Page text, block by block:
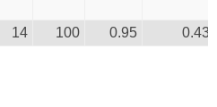
14 100 0.95 0.43